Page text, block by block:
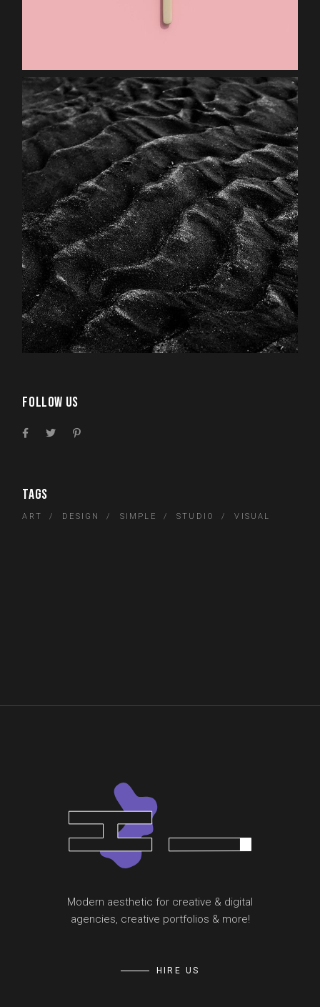
FOLLOW US
TAGS
ART DESIGN SIMPLE STUDIO VISUAL
Modern aesthetic for creative & digital
agencies, creative portfolios & more!
HIRE US